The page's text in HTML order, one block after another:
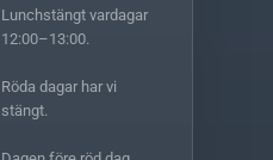
Lunchstängt vardagar
12:00–13:00.
Röda dagar har vi
stängt.